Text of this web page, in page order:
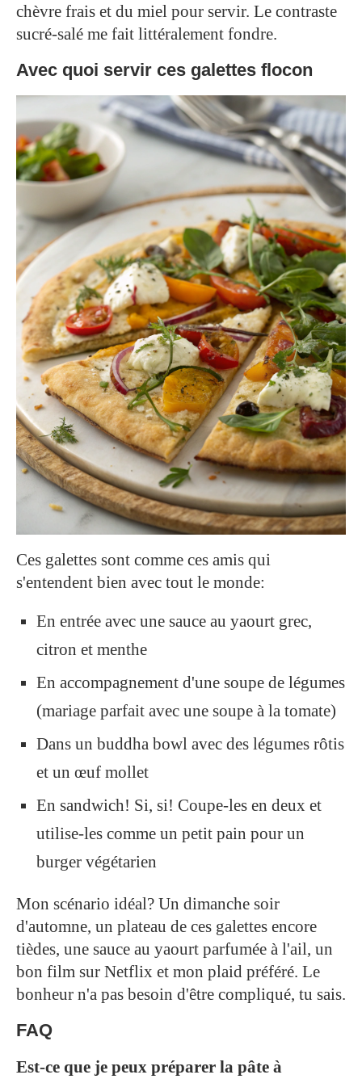
chèvre frais et du miel pour servir. Le contraste
sucré-salé me fait littéralement fondre.
Avec quoi servir ces galettes flocon
Ces galettes sont comme ces amis qui
s'entendent bien avec tout le monde:
En entrée avec une sauce au yaourt grec,
citron et menthe
En accompagnement d'une soupe de légumes
(mariage parfait avec une soupe à la tomate)
Dans un buddha bowl avec des légumes rôtis
et un œuf mollet
En sandwich! Si, si! Coupe-les en deux et
utilise-les comme un petit pain pour un
burger végétarien
Mon scénario idéal? Un dimanche soir
d'automne, un plateau de ces galettes encore
tièdes, une sauce au yaourt parfumée à l'ail, un
bon film sur Netflix et mon plaid préféré. Le
bonheur n'a pas besoin d'être compliqué, tu sais.
FAQ
Est-ce que je peux préparer la pâte à